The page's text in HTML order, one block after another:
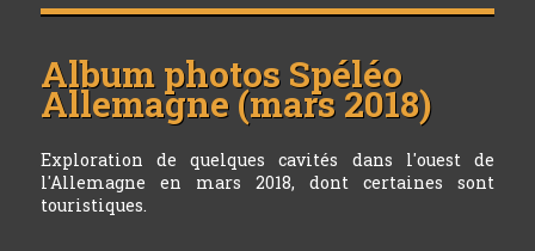
Album photos Spéléo
Allemagne (mars 2018)
Exploration de quelques cavités dans l'ouest de
l'Allemagne en mars 2018, dont certaines sont
touristiques.